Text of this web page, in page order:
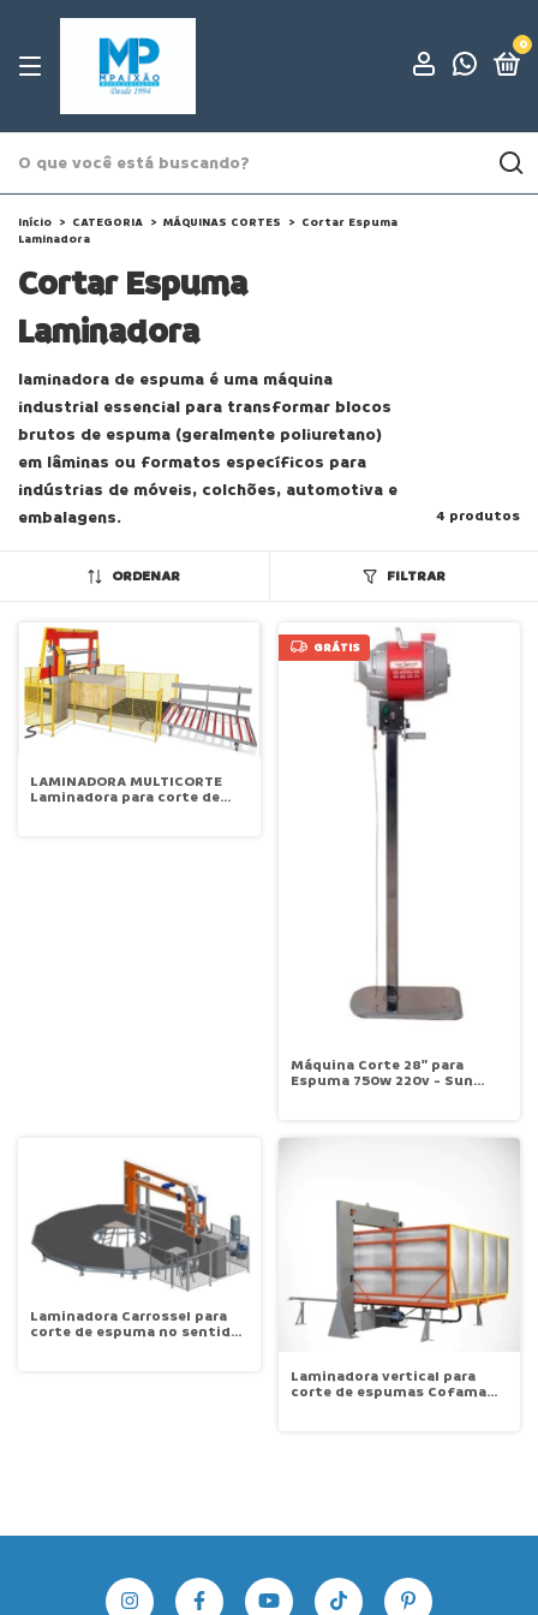
0
Início > CATEGORIA > MÁQUINAS CORTES > Cortar Espuma
Laminadora
Cortar Espuma
Laminadora
laminadora de espuma é uma máquina
industrial essencial para transformar blocos
brutos de espuma (geralmente poliuretano)
em lâminas ou formatos específicos para
indústrias de móveis, colchões, automotiva e
embalagens.
4 produtos
ORDENAR FILTRAR
LAMINADORA MULTICORTE
Laminadora para corte de
GRÁTIS
Máquina Corte 28" para
Espuma 750w 220v - Sun
Laminadora Carrossel para
corte de espuma no sentido
Laminadora vertical para
corte de espumas Cofama